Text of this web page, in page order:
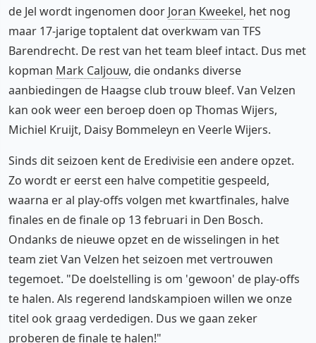
de Jel wordt ingenomen door Joran Kweekel, het nog
maar 17-jarige toptalent dat overkwam van TFS
Barendrecht. De rest van het team bleef intact. Dus met
kopman Mark Caljouw, die ondanks diverse
aanbiedingen de Haagse club trouw bleef. Van Velzen
kan ook weer een beroep doen op Thomas Wijers,
Michiel Kruijt, Daisy Bommeleyn en Veerle Wijers.
Sinds dit seizoen kent de Eredivisie een andere opzet.
Zo wordt er eerst een halve competitie gespeeld,
waarna er al play-offs volgen met kwartfinales, halve
finales en de finale op 13 februari in Den Bosch.
Ondanks de nieuwe opzet en de wisselingen in het
team ziet Van Velzen het seizoen met vertrouwen
tegemoet. "De doelstelling is om 'gewoon' de play-offs
te halen. Als regerend landskampioen willen we onze
titel ook graag verdedigen. Dus we gaan zeker
proberen de finale te halen!"